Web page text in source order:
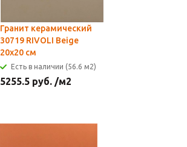
Гранит керамический
30719 RIVOLI Beige
20x20 см
Есть в наличии (56.6 м2)
5255.5 руб. /м2